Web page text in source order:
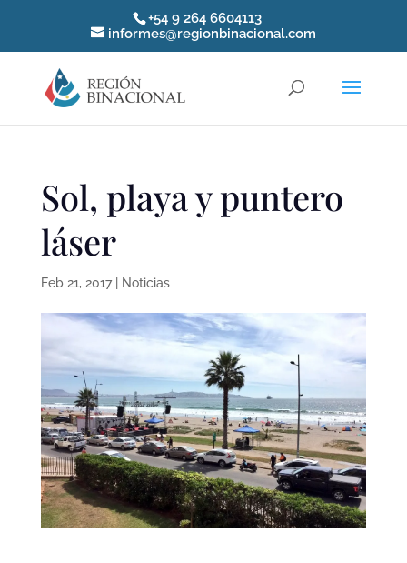
+54 9 264 6604113
informes@regionbinacional.com
Sol, playa y puntero
láser
Feb 21, 2017| Noticias